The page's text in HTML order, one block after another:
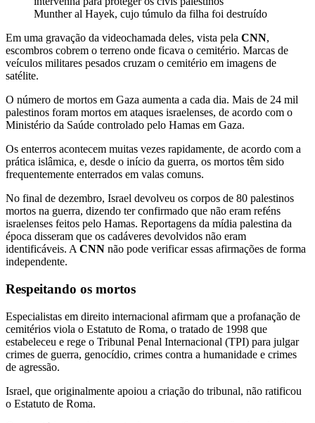
Munther al Hayek, cujo túmulo da filha foi destruído
Em uma gravação da videochamada deles, vista pela CNN,
escombros cobrem o terreno onde ficava o cemitério. Marcas de
veículos militares pesados cruzam o cemitério em imagens de
satélite.
O número de mortos em Gaza aumenta a cada dia. Mais de 24 mil
palestinos foram mortos em ataques israelenses, de acordo com o
Ministério da Saúde controlado pelo Hamas em Gaza.
Os enterros acontecem muitas vezes rapidamente, de acordo com a
prática islâmica, e, desde o início da guerra, os mortos têm sido
frequentemente enterrados em valas comuns.
No final de dezembro, Israel devolveu os corpos de 80 palestinos
mortos na guerra, dizendo ter confirmado que não eram reféns
israelenses feitos pelo Hamas. Reportagens da mídia palestina da
época disseram que os cadáveres devolvidos não eram
identificáveis. A CNN não pode verificar essas afirmações de forma
independente.
Respeitando os mortos
Especialistas em direito internacional afirmam que a profanação de
cemitérios viola o Estatuto de Roma, o tratado de 1998 que
estabeleceu e rege o Tribunal Penal Internacional (TPI) para julgar
crimes de guerra, genocídio, crimes contra a humanidade e crimes
de agressão.
Israel, que originalmente apoiou a criação do tribunal, não ratificou
o Estatuto de Roma.